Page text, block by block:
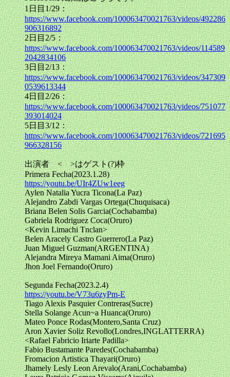
1日目1/29：
https://www.facebook.com/100063470021763/videos/492286
906316892
2日目2/5：
https://www.facebook.com/100063470021763/videos/114589
2042834106
3日目2/13：
https://www.facebook.com/100063470021763/videos/347309
0539613344
4日目2/26：
https://www.facebook.com/100063470021763/videos/751077
393014024
5日目3/12：
https://www.facebook.com/100063470021763/videos/721695
966328156
出演者 < >はゲスト(?)枠
Primera Fecha(2023.1.28)
https://youtu.be/UIr4ZUw1eeg
Aylen Natalia Yucra Ticona(La Paz)
Alejandro Zabdi Vargas Ortega(Chuquisaca)
Briana Belen Solis Garcia(Cochabamba)
Gabriela Rodriguez Coca(Oruro)
<Kevin Limachi Tnclan>
Belen Aracely Castro Guerrero(La Paz)
Juan Miguel Guzman(ARGENTINA)
Alejandra Mireya Mamani Aima(Oruro)
Jhon Joel Fernando(Oruro)
Segunda Fecha(2023.2.4)
https://youtu.be/V73u6zyPm-E
Tiago Alexis Pasquier Contreras(Sucre)
Stella Solange Acun~a Huanca(Oruro)
Mateo Ponce Rodas(Montero,Santa Cruz)
Aron Xavier Soliz Revollo(Londres,INGLATTERRA)
<Rafael Fabricio Iriarte Padilla>
Fabio Bustamante Paredes(Cochabamba)
Fromacion Artistica Thayari(Oruro)
Jhamely Lesly Leon Arevalo(Arani,Cochabamba)